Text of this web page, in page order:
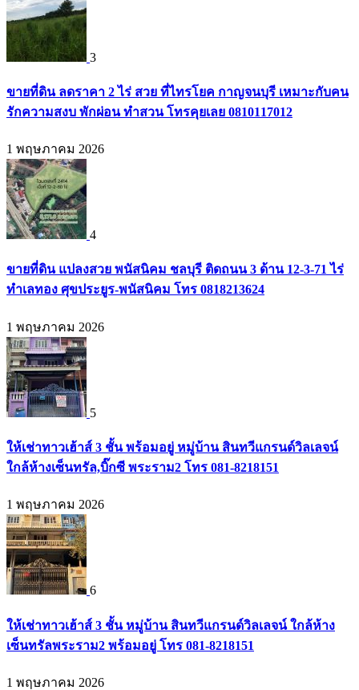
3
ขายที่ดิน ลดราคา 2 ไร่ สวย ที่ไทรโยค กาญจนบุรี เหมาะกับคน
รักความสงบ พักผ่อน ทำสวน โทรคุยเลย 0810117012
1 พฤษภาคม 2026
4
ขายที่ดิน แปลงสวย พนัสนิคม ชลบุรี ติดถนน 3 ด้าน 12-3-71 ไร่
ทำเลทอง ศุขประยูร-พนัสนิคม โทร 0818213624
1 พฤษภาคม 2026
5
ให้เช่าทาวเฮ้าส์ 3 ชั้น พร้อมอยู่ หมู่บ้าน สินทวีแกรนด์วิลเลจน์
ใกล้ห้างเซ็นทรัล,บิ๊กซี พระราม2 โทร 081-8218151
1 พฤษภาคม 2026
6
ให้เช่าทาวเฮ้าส์ 3 ชั้น หมู่บ้าน สินทวีแกรนด์วิลเลจน์ ใกล้ห้าง
เซ็นทรัลพระราม2 พร้อมอยู่ โทร 081-8218151
1 พฤษภาคม 2026